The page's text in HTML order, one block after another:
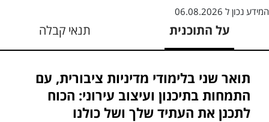
המידע נכון ל 06.08.2026
על התוכנית תנאי קבלה
תואר שני בלימודי מדיניות ציבורית, עם
התמחות בתיכנון ועיצוב עירוני: הכוח
לתכנן את העתיד שלך ושל כולנו